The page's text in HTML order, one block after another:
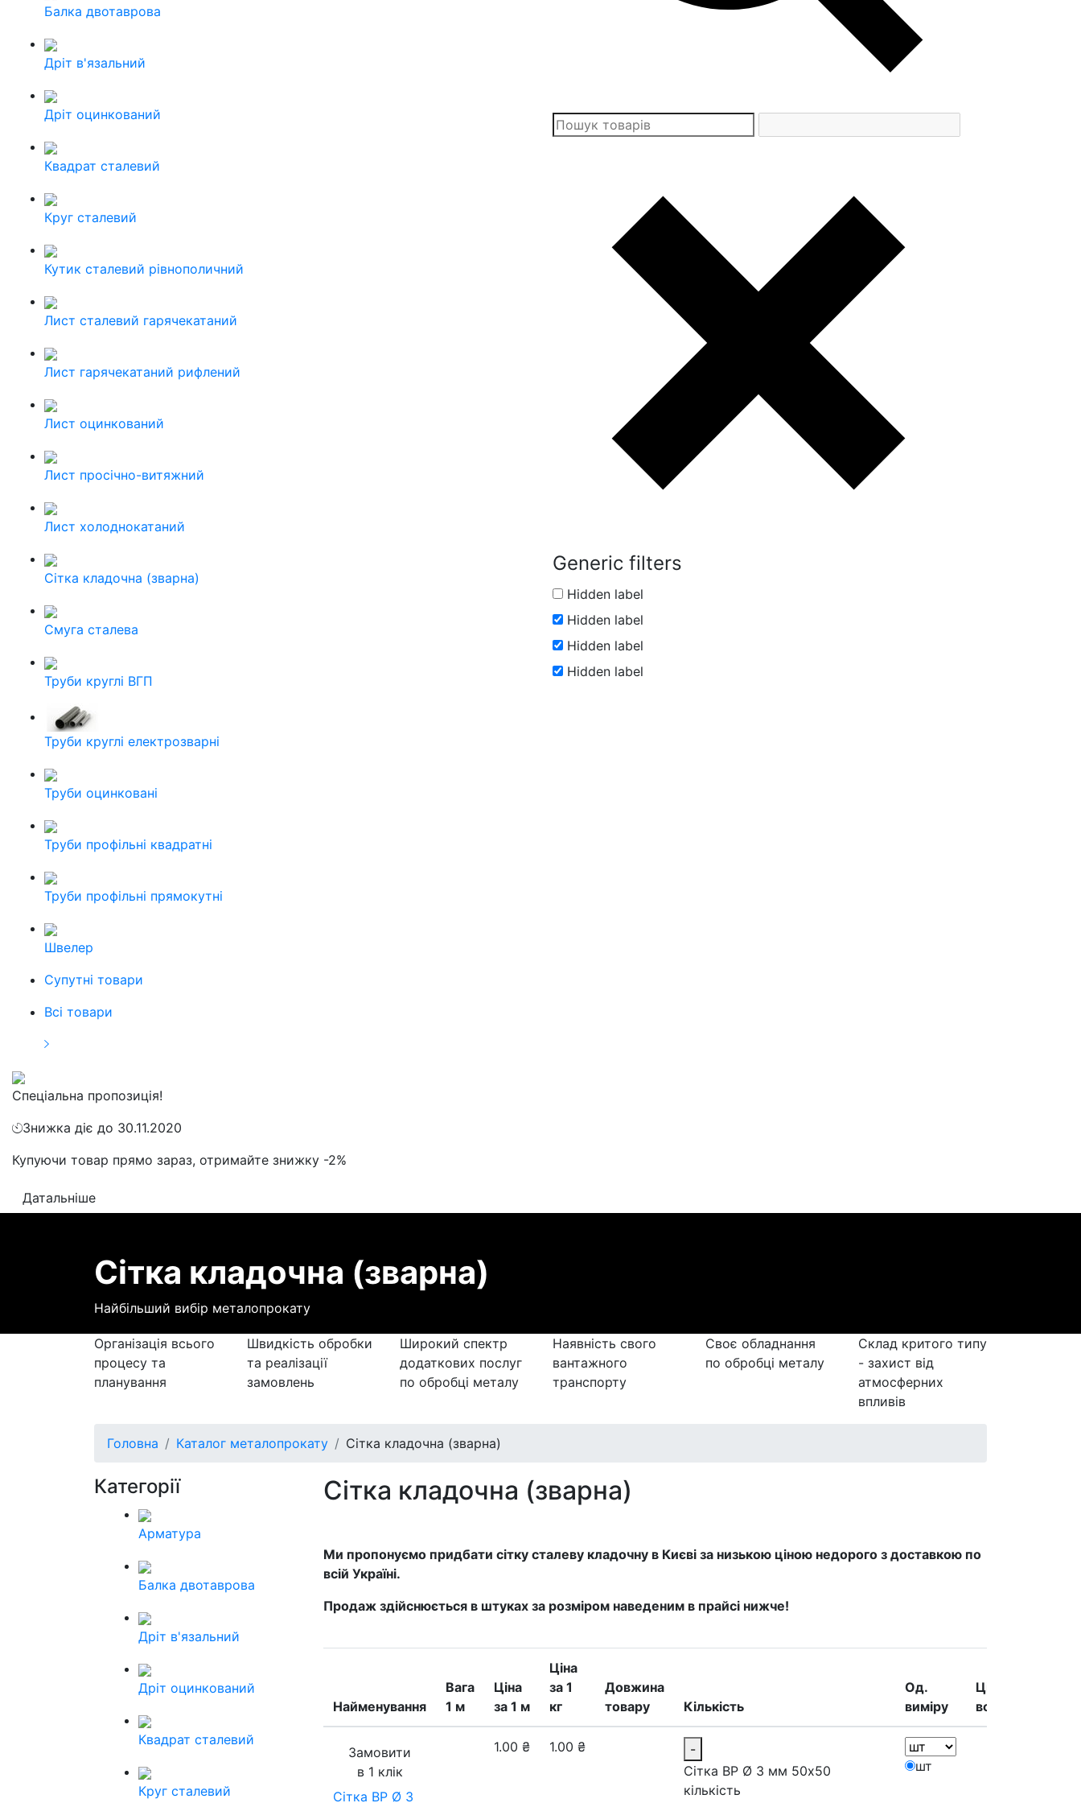
Generic filters
Hidden label
Hidden label
Hidden label
Hidden label
Балка двотаврова
Дріт в'язальний
Дріт оцинкований
Квадрат сталевий
Круг сталевий
Кутик сталевий рівнополичний
Лист сталевий гарячекатаний
Лист гарячекатаний рифлений
Лист оцинкований
Лист просічно-витяжний
Лист холоднокатаний
Сітка кладочна (зварна)
Смуга сталева
Труби круглі ВГП
Труби круглі електрозварні
Труби оцинковані
Труби профільні квадратні
Труби профільні прямокутні
Швелер
Cупутні товари
Всі товари
Спеціальна пропозиція!
Знижка діє до 30.11.2020
Купуючи товар прямо зараз, отримайте знижку -2%
Датальніше
Сітка кладочна (зварна)
Найбільший вибір металопрокату
Організація всього
процесу та
планування
Швидкість обробки
та реалізації
замовлень
Широкий спектр
додаткових послуг
по обробці металу
Наявність свого
вантажного
транспорту
Своє обладнання
по обробці металу
Склад критого типу
- захист від
атмосферних
впливів
Головна Каталог металопрокату Сітка кладочна (зварна)
Категорії
Арматура
Балка двотаврова
Дріт в'язальний
Дріт оцинкований
Квадрат сталевий
Круг сталевий
Сітка кладочна (зварна)
Ми пропонуємо придбати сітку сталеву кладочну в Києві за низькою ціною недорого з доставкою по
всій Україні.
Продаж здійснюється в штуках за розміром наведеним в прайсі нижче!
Найменування
Вага
1 м
Ціна
за 1 м
Ціна
за 1
кг
Довжина
товару
Кількість
Од.
виміру
Ціна
всього
Замовити
в 1 клік
Сітка ВР Ø 3
1.00 ₴ 1.00 ₴
-
Сітка ВР Ø 3 мм 50х50
кількість
шт